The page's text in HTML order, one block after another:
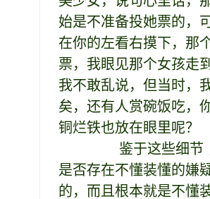
始是不准备投她票的，
在你的左看右摸下，那
票，我眼见那个女孩走
我不敢乱说，但当时，
矣，还有人赏碗饭吃，
铜烂铁也放在眼里呢？
鉴于这些细节 ，我
是否存在不懂装懂的嫌
的，而且根本就是不懂